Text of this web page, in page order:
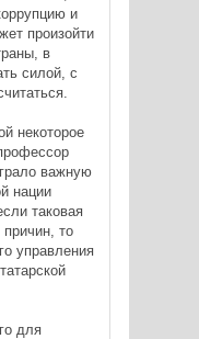
и
произойти
в
силой, с
некоторое
важную
нации
таковая
то
управления
для